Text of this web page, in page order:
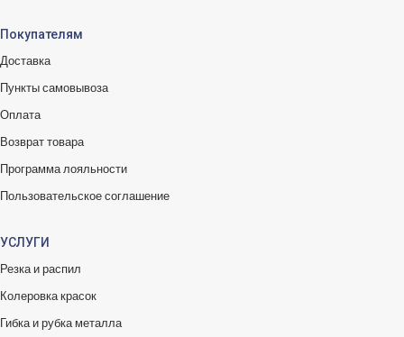
Покупателям
Доставка
Пункты самовывоза
Оплата
Возврат товара
Программа лояльности
Пользовательское соглашение
УСЛУГИ
Резка и распил
Колеровка красок
Гибка и рубка металла